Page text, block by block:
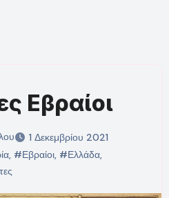
Εβραίοι
1 Δεκεμβρίου 2021
, #Εβραίοι, #Ελλάδα,